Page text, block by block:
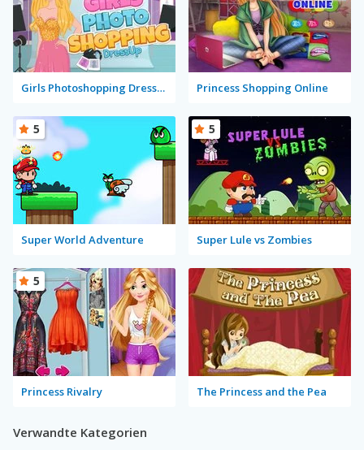
Girls Photoshopping Dressup Princess Shopping Online
Super World Adventure
5
Super Lule vs Zombies
5
Princess Rivalry
5
The Princess and the Pea
Verwandte Kategorien